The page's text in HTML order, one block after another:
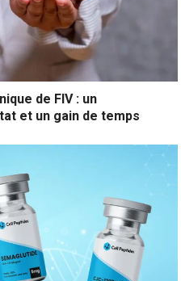
de FIV : un
et un gain de temps